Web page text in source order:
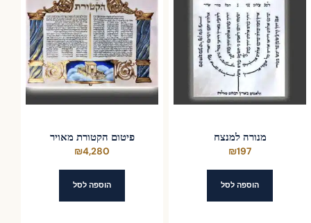
מנורה למנצח
₪197
הוספה לסל
פיטום הקטורת מאויר
₪4,280
הוספה לסל